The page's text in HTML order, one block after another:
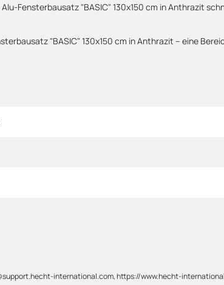
Fensterbausatz "BASIC" 130x150 cm in Anthrazit
"BASIC" 130x150 cm in Anthrazit – eine
international.com, https://www.hecht-